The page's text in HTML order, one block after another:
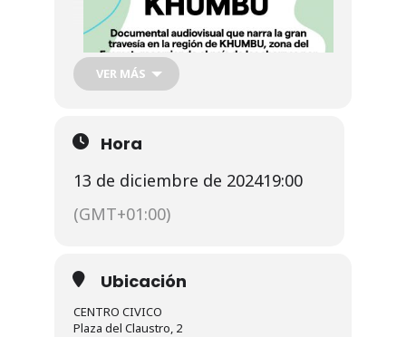
VER MÁS
Hora
13 de diciembre de 202419:00
(GMT+01:00)
Ubicación
CENTRO CIVICO
Plaza del Claustro, 2